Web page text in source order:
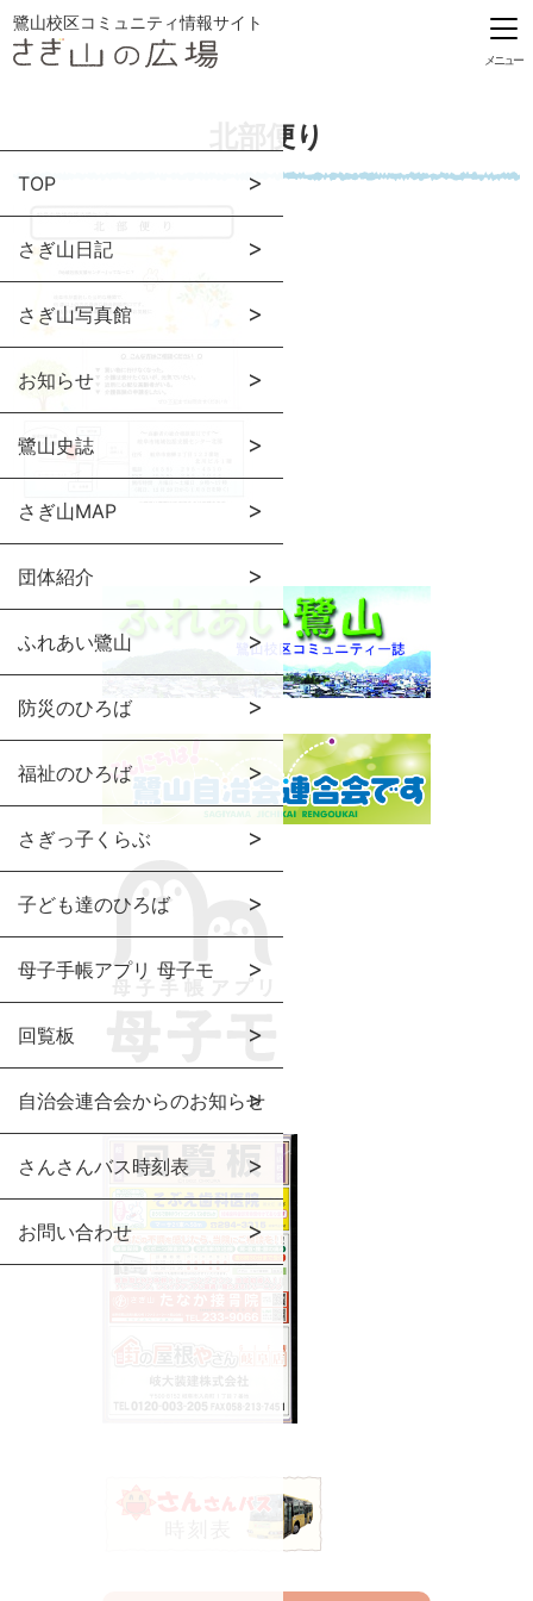
鷺山校区コミュニティ情報サイト
メニュー
TOP
さぎ山日記
さぎ山写真館
お知らせ
鷺山史誌
さぎ山MAP
団体紹介
ふれあい鷺山
防災のひろば
福祉のひろば
さぎっ子くらぶ
子ども達のひろば
母子手帳アプリ 母子モ
回覧板
自治会連合会からのお知らせ
さんさんバス時刻表
お問い合わせ
北部便り